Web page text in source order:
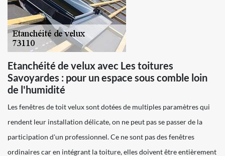
Etanchéité de velux avec Les toitures
Savoyardes : pour un espace sous comble loin
de l'humidité
Les fenêtres de toit velux sont dotées de multiples paramètres qui
rendent leur installation délicate, on ne peut pas se passer de la
participation d'un professionnel. Ce ne sont pas des fenêtres
ordinaires car en intégrant la toiture, elles doivent être entièrement